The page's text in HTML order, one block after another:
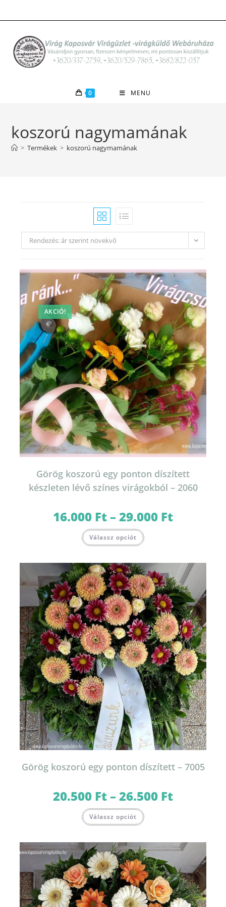
to
0 MENU
koszorú nagymamának
> Termékek > koszorú nagymamának
Rendezés: ár szerint növekvő
AKCIÓ!
Görög koszorú egy ponton díszített
készleten lévő színes virágokból – 2060
16.000 Ft–29.000 Ft16.000 Ft
Válassz opciót a
van.
A
változatok
a
termékoldalon
választhatók
ki
Görög koszorú egy ponton díszített – 7005
20.500 Ft–26.500 Ft20.500 Ft
Válassz opciót a
van.
A
változatok
a
termékoldalon
választhatók
ki